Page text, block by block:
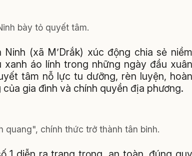
bày tỏ quyết tâm.
(xã M’Drắk) xúc động chia sẻ niềm
áo lính trong những ngày đầu xuân
tâm nỗ lực tu dưỡng, rèn luyện, hoàn
gia đình và chính quyền địa phương.
quang", chính thức trở thành tân binh.